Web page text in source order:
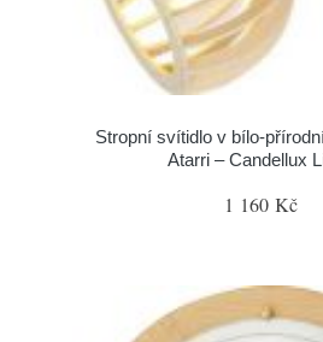
Stropní svítidlo v bílo-
Atarri – Candellux
1 160 Kč